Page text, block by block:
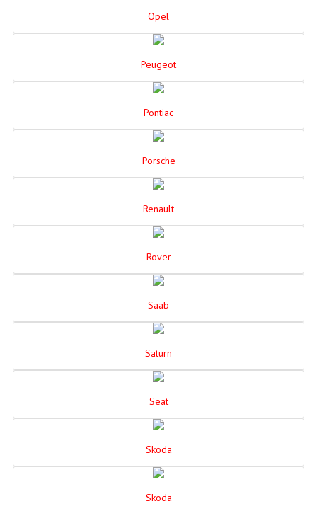
Opel
Peugeot
Pontiac
Porsche
Renault
Rover
Saab
Saturn
Seat
Skoda
Skoda